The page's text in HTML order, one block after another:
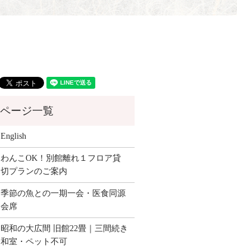
English
わんこOK！別館離れ１フロア貸
切プランのご案内
季節の魚との一期一会・医食同源
会席
昭和の大広間 旧館22畳｜三間続き
和室・ペット不可